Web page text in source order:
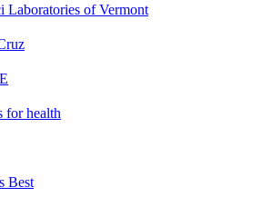
Laboratories of Vermont
for health
Best